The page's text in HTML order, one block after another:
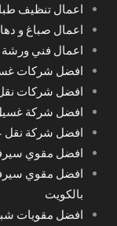
اعمال تنظيف
اعمال صباغ و
اعمال فني ورشة
افضل شركات
افضل شركات
افضل شركة
افضل شركة نقل
افضل مقوي
افضل مقوي
بالكويت
افضل مقويات